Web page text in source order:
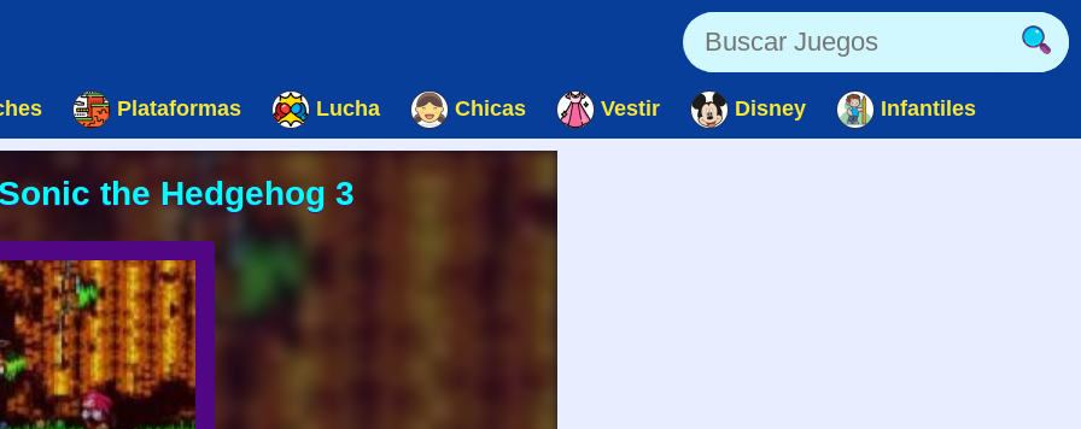
Plataformas Lucha Chicas Vestir Disney Infantiles
the Hedgehog 3